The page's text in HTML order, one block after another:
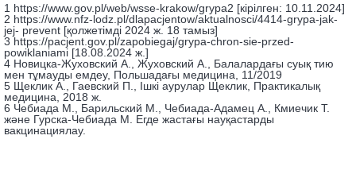
1 https://www.gov.pl/web/wsse-krakow/grypa2 [кірілген: 10.11.2024]
2 https://www.nfz-lodz.pl/dlapacjentow/aktualnosci/4414-grypa-jak-
jej- prevent [қолжетімді 2024 ж. 18 тамыз]
3 https://pacjent.gov.pl/zapobiegaj/grypa-chron-sie-przed-
powiklaniami [18.08.2024 ж.]
4 Новицка-Жуховский А., Жуховский А., Балалардағы суық тию
мен тұмауды емдеу, Польшадағы медицина, 11/2019
5 Щеклик А., Гаевский П., Ішкі аурулар Щеклик, Практикалық
медицина, 2018 ж.
6 Чебиада М., Барильский М., Чебиада-Адамец А., Кмиечик Т.
және Гурска-Чебиада М. Егде жастағы науқастарды
вакцинациялау.